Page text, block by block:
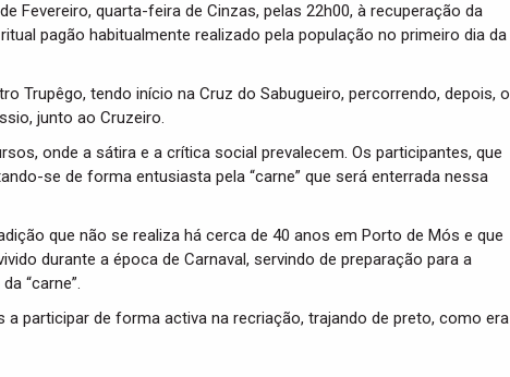
Fevereiro, quarta-feira de Cinzas, pelas 22h00, à recuperação da
pagão habitualmente realizado pela população no primeiro dia da
Trupêgo, tendo início na Cruz do Sabugueiro, percorrendo, depois, o
junto ao Cruzeiro.
onde a sátira e a crítica social prevalecem. Os participantes, que
se de forma entusiasta pela “carne” que será enterrada nessa
que não se realiza há cerca de 40 anos em Porto de Mós e que
durante a época de Carnaval, servindo de preparação para a
“carne”.
participar de forma activa na recriação, trajando de preto, como era